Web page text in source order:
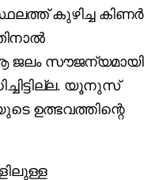
കുഴിച്ച കിണർ
ജലം സൗജന്യമായി
യൂനുസ്‌
ഉത്ഭവത്തിന്റെ